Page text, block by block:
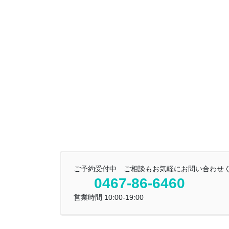
ご予約受付中 ご相談もお気軽にお問い合わせ
0467-86-6460
営業時間 10:00-19:00